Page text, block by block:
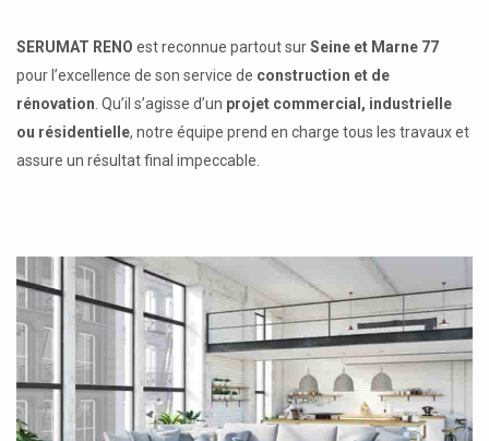
SERUMAT RENO est reconnue partout surSeine et Marne 77
pour l’excellence de son service de construction et de
rénovation . Qu’il s’agisse d’un projet commercial, industrielle
ou résidentielle, notre équipe prend en charge tous les travaux et
assure un résultat final impeccable.